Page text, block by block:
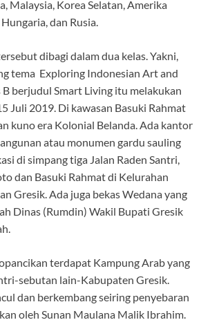
Malaysia, Korea Selatan, Amerika
dan Rusia.
dibagi dalam dua kelas. Yakni,
tema Exploring Indonesian Art and
berjudul Smart Living itu melakukan
Juli 2019. Di kawasan Basuki Rahmat
kuno era Kolonial Belanda. Ada kantor
atau monumen gardu sauling
di simpang tiga Jalan Raden Santri,
dan Basuki Rahmat di Kelurahan
Gresik. Ada juga bekas Wedana yang
Dinas (Rumdin) Wakil Bupati Gresik
terdapat Kampung Arab yang
sebutan lain-Kabupaten Gresik.
dan berkembang seiring penyebaran
oleh Sunan Maulana Malik Ibrahim.